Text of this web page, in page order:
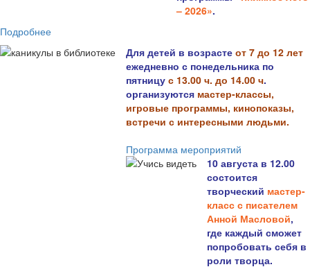
– 2026».
Подробнее
Для детей в возрасте от 7 до 12 лет
ежедневно с понедельника по
пятницу с 13.00 ч. до 14.00 ч.
организуются мастер-классы,
игровые программы, кинопоказы,
встречи с интересными людьми.
Программа мероприятий
10 августа в 12.00
состоится
творческий мастер-
класс с писателем
Анной Масловой,
где каждый сможет
попробовать себя в
роли творца.